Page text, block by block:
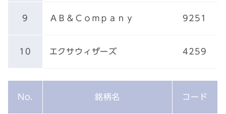
9 ＡＢ＆Ｃｏｍｐａｎｙ 9251
10 エクサウィザーズ 4259
No. 銘柄名 コード